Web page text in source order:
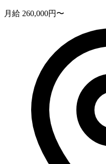
月給 260,000円〜